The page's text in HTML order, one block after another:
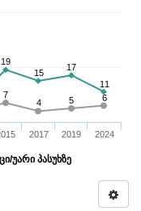
7
4
5 6
19
15
17
11
უარი პასუხზე
2017 2019 2024